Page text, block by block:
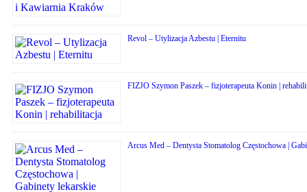
Revol – Utylizacja Azbestu | Eternitu
FIZJO Szymon Paszek – fizjoterapeuta Konin |
Arcus Med – Dentysta Stomatolog Częstochowa |